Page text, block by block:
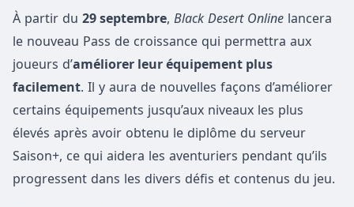
À partir du 29 septembre, Black Desert Online lancera
le nouveau Pass de croissance qui permettra aux
joueurs d’améliorer leur équipement plus
facilement. Il y aura de nouvelles façons d’améliorer
certains équipements jusqu’aux niveaux les plus
élevés après avoir obtenu le diplôme du serveur
Saison+, ce qui aidera les aventuriers pendant qu’ils
progressent dans les divers défis et contenus du jeu.